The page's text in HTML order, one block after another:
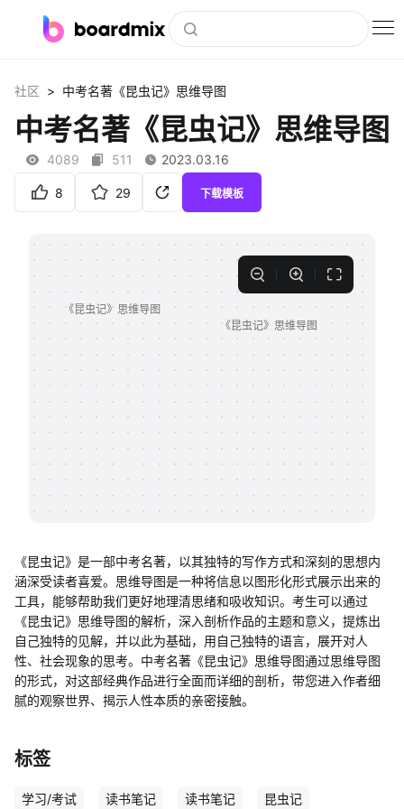
社区资源
下载
私有化部署
客户案例
支持
帮助中心
社区 > 中考名著《昆虫记》思维导图
中考名著《昆虫记》思维导图
4089 511 2023.03.16
8 29 下载模板
《昆虫记》是一部中考名著，以其独特的写作方式和深刻的思想内
涵深受读者喜爱。思维导图是一种将信息以图形化形式展示出来的
工具，能够帮助我们更好地理清思绪和吸收知识。考生可以通过
《昆虫记》思维导图的解析，深入剖析作品的主题和意义，提炼出
自己独特的见解，并以此为基础，用自己独特的语言，展开对人
性、社会现象的思考。中考名著《昆虫记》思维导图通过思维导图
的形式，对这部经典作品进行全面而详细的剖析，带您进入作者细
腻的观察世界、揭示人性本质的亲密接触。
标签
学习/考试 读书笔记 读书笔记 昆虫记